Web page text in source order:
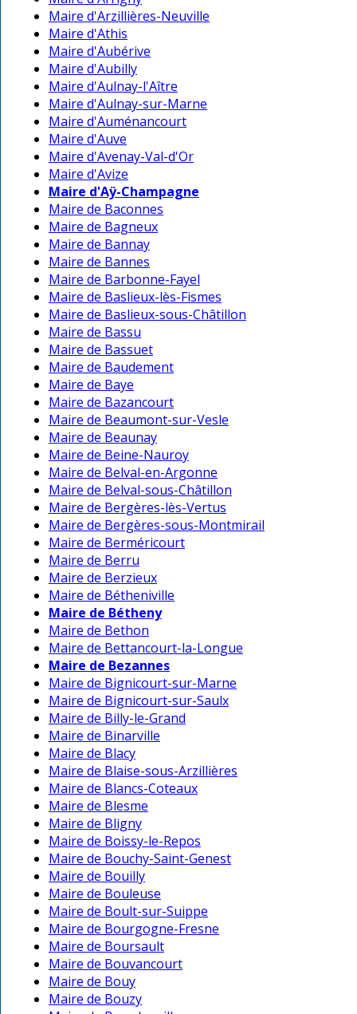
Maire d'Arzillières-Neuville
Maire d'Athis
Maire d'Aubérive
Maire d'Aubilly
Maire d'Aulnay-l'Aître
Maire d'Aulnay-sur-Marne
Maire d'Auménancourt
Maire d'Auve
Maire d'Avenay-Val-d'Or
Maire d'Avize
Maire d'Aÿ-Champagne
Maire de Baconnes
Maire de Bagneux
Maire de Bannay
Maire de Bannes
Maire de Barbonne-Fayel
Maire de Baslieux-lès-Fismes
Maire de Baslieux-sous-Châtillon
Maire de Bassu
Maire de Bassuet
Maire de Baudement
Maire de Baye
Maire de Bazancourt
Maire de Beaumont-sur-Vesle
Maire de Beaunay
Maire de Beine-Nauroy
Maire de Belval-en-Argonne
Maire de Belval-sous-Châtillon
Maire de Bergères-lès-Vertus
Maire de Bergères-sous-Montmirail
Maire de Berméricourt
Maire de Berru
Maire de Berzieux
Maire de Bétheniville
Maire de Bétheny
Maire de Bethon
Maire de Bettancourt-la-Longue
Maire de Bezannes
Maire de Bignicourt-sur-Marne
Maire de Bignicourt-sur-Saulx
Maire de Billy-le-Grand
Maire de Binarville
Maire de Blacy
Maire de Blaise-sous-Arzillières
Maire de Blancs-Coteaux
Maire de Blesme
Maire de Bligny
Maire de Boissy-le-Repos
Maire de Bouchy-Saint-Genest
Maire de Bouilly
Maire de Bouleuse
Maire de Boult-sur-Suippe
Maire de Bourgogne-Fresne
Maire de Boursault
Maire de Bouvancourt
Maire de Bouy
Maire de Bouzy